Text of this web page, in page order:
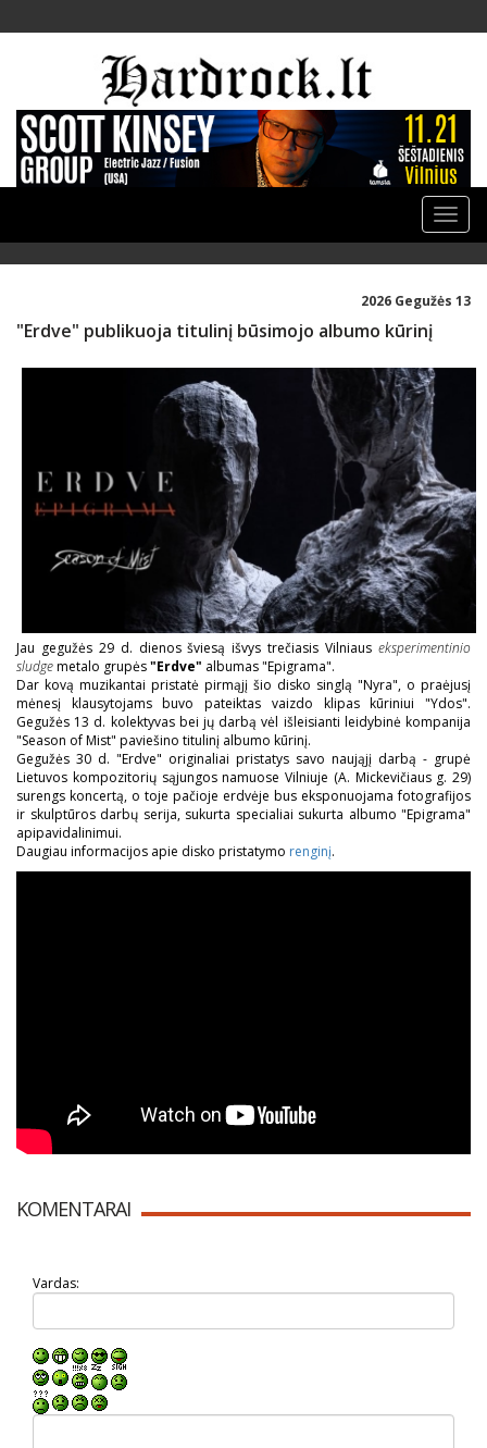
Toggle
2026 Gegužės 13
"Erdve" publikuoja titulinį būsimojo albumo kūrinį
Jau gegužės 29 d. dienos šviesą išvys trečiasis Vilniaus eksperimentinio
sludgemetalo grupės"Erdve" albumas "Epigrama".
Dar kovą muzikantai pristatė pirmąjį šio disko singlą "Nyra", o praėjusį
mėnesį klausytojams buvo pateiktas vaizdo klipas kūriniui "Ydos".
Gegužės 13 d. kolektyvas bei jų darbą vėl išleisianti leidybinė kompanija
"Season of Mist" paviešino titulinį albumo kūrinį.
Gegužės 30 d. "Erdve" originaliai pristatys savo naująjį darbą - grupė
Lietuvos kompozitorių sąjungos namuose Vilniuje (A. Mickevičiaus g. 29)
surengs koncertą, o toje pačioje erdvėje bus eksponuojama fotografijos
ir skulptūros darbų serija, sukurta specialiai sukurta albumo "Epigrama"
apipavidalinimui.
Daugiau informacijos apie disko pristatymo renginį.
KOMENTARAI
Vardas: